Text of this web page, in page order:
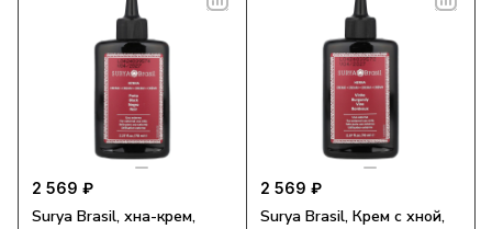
2 569 ₽
Surya Brasil, хна-крем,
2 569 ₽
Surya Brasil, Крем с хной,